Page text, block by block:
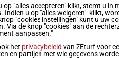
1'14"8
€ 43.115
1a 4a 1a 5a (25) Da 6a
4a
1'13"7
€ 38.525
1a 7a 1a Da (25) Da 8a
3a
op "alles accepteren" klikt, stemt u in
Indien u op "alles weigeren" klikt,
"cookies instellingen" kunt u uw
Via de knop "cookies" aan de
aanpassen."
het privacybeleid van ZEturf voor
en partijen met wie gegevens